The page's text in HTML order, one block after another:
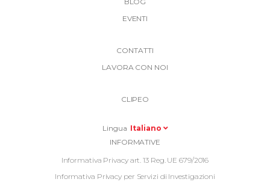
EVENTI
CONTATTI
LAVORA CON NOI
CLIPEO
Lingua Italiano
Informative
Footer
INFORMATIVE
Informativa Privacy art. 13 Reg. UE 679/2016
Informativa Privacy per Servizi di Investigazioni